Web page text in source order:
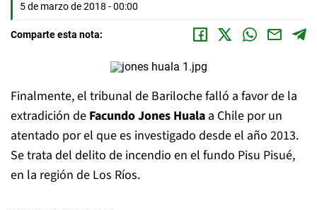
5 de marzo de 2018 - 00:00
Comparte esta nota:
Finalmente, el tribunal de Bariloche falló a favor de la
extradición de Facundo Jones Huala a Chile por un
atentado por el que es investigado desde el año 2013.
Se trata del delito de incendio en el fundo Pisu Pisué,
en la región de Los Ríos.